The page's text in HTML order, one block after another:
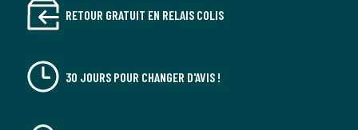
RETOUR GRATUIT EN RELAIS COLIS
30 JOURS POUR CHANGER D'AVIS !